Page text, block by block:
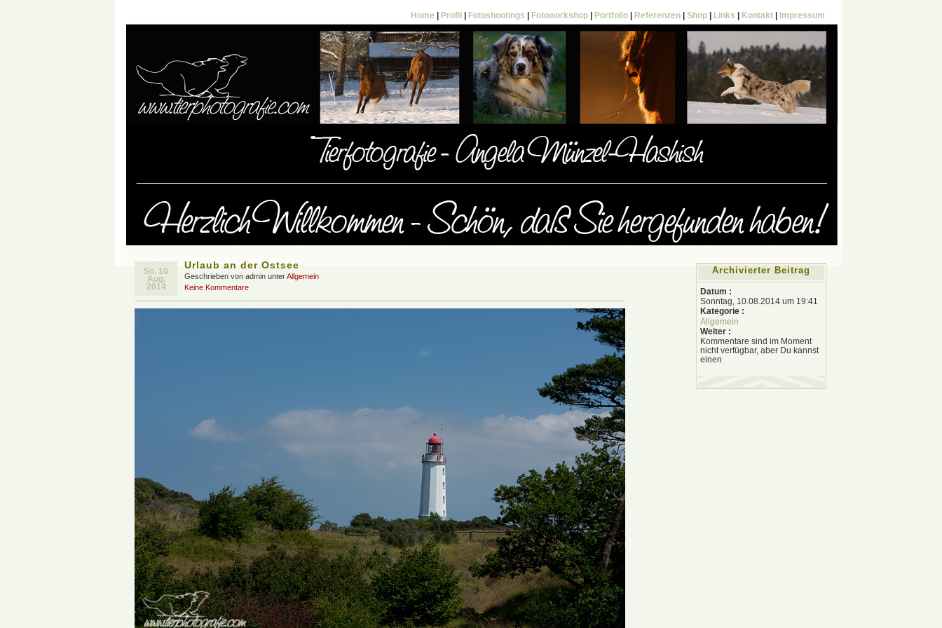
Home | Profil | Fotoshootings | Fotoworkshop | Portfolio | Referenzen | Shop | Links | Kontakt | Impressum
So. 10
Aug.
2014
Urlaub an der Ostsee
Geschrieben von admin unterAllgemein
Keine Kommentare
Archivierter Beitrag
Datum :
Sonntag, 10.08.2014 um 19:41
Kategorie :
Allgemein
Weiter :
Kommentare sind im Moment
nicht verfügbar, aber Du kannst
einen